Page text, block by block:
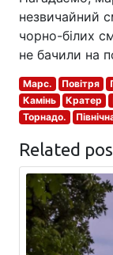
незвичайний
чорно-білих
не бачили на
Марс. Повітря
Камінь
Кратер
Торнадо.
Related